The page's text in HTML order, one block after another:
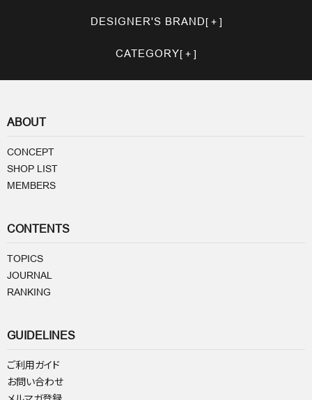
DESIGNER'S BRAND
CATEGORY
ABOUT
CONCEPT
SHOP LIST
MEMBERS
CONTENTS
TOPICS
JOURNAL
RANKING
GUIDELINES
ご利用ガイド
お問い合わせ